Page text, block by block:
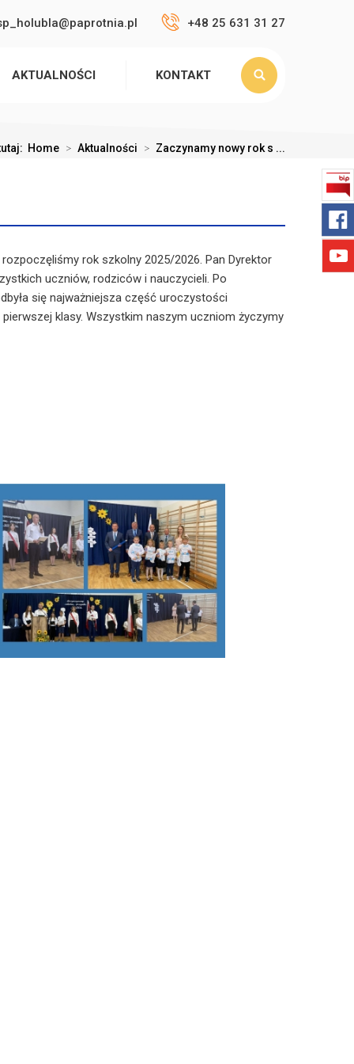
+48 25 631 31 27
AKTUALNOŚCI KONTAKT
Home > Aktualności > Zaczynamy nowy rok s ...
rok szkolny 2025/2026. Pan Dyrektor
uczniów, rodziców i nauczycieli. Po
się najważniejsza część uroczystości
klasy. Wszystkim naszym uczniom życzymy